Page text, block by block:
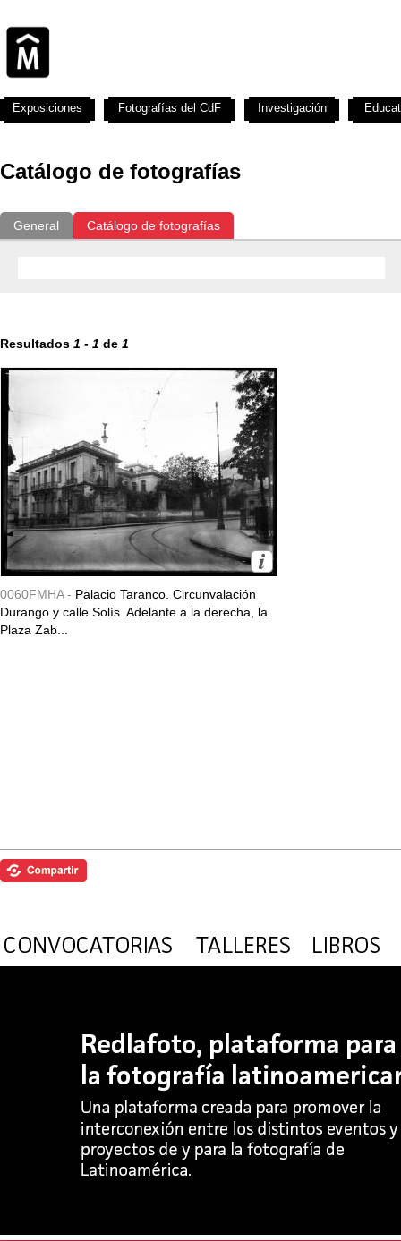
Catálogo de fotografías
General Catálogo de fotografías
Resultados 1 - 1 de 1
0060FMHA - Palacio Taranco. Circunvalación
Durango y calle Solís. Adelante a la derecha, la
Plaza Zab...
Exposiciones Fotografías del CdF Investigación